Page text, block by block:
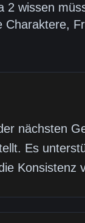
2 wissen
Charaktere,
nächsten
Es
Konsistenz